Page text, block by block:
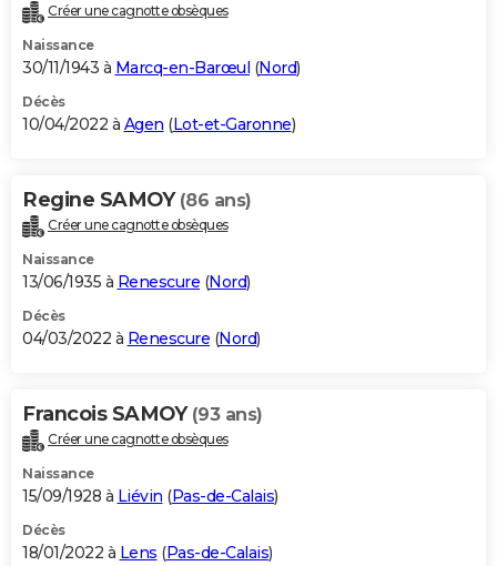
Créer une cagnotte obsèques
Naissance
30/11/1943 à Marcq-en-Barœul (Nord)
Décès
10/04/2022 à Agen (Lot-et-Garonne)
Regine SAMOY (86 ans)
Créer une cagnotte obsèques
Naissance
13/06/1935 à Renescure (Nord)
Décès
04/03/2022 à Renescure (Nord)
Francois SAMOY (93 ans)
Créer une cagnotte obsèques
Naissance
15/09/1928 à Liévin (Pas-de-Calais)
Décès
18/01/2022 à Lens (Pas-de-Calais)